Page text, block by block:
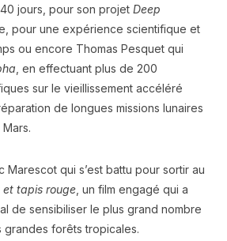
jours, pour son projet Deep
pour une expérience scientifique et
ou encore Thomas Pesquet qui
, en effectuant plus de 200
sur le vieillissement accéléré
de longues missions lunaires
Marescot qui s’est battu pour sortir au
et tapis rouge, un film engagé qui a
de sensibiliser le plus grand nombre
forêts tropicales.